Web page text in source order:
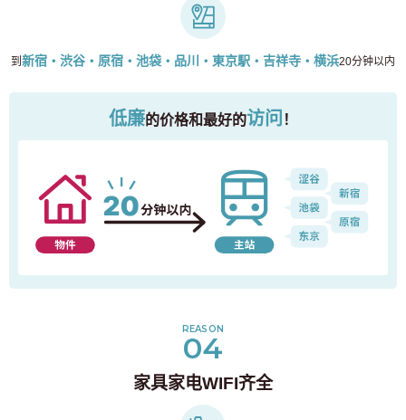
到 新宿・渋谷・原宿・池袋・品川・東京駅・吉祥寺・横浜20分钟以内
低廉的价格和最好的访问 ！
REASON
04
家具家电WIFI齐全
致寻找房间的顾客
03-6712-4346
仅供预定入住者与居民使用
03-6712-4344